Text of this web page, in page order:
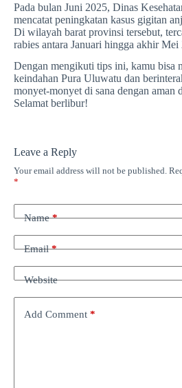
Pada bulan Juni 2025, Dinas
mencatat peningkatan kasus gigitan
Di wilayah barat provinsi tersebut,
rabies antara Januari hingga akhir Mei
Dengan mengikuti tips ini, kamu bisa
keindahan Pura Uluwatu dan
monyet-monyet di sana dengan aman
Selamat berlibur!
Leave a Reply
Your email address will not be published.
*
Name*
Email*
Website
Add Comment *